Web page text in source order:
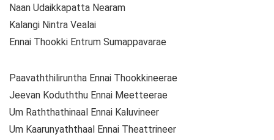
Naan Udaikkapatta Nearam
Kalangi Nintra Vealai
Ennai Thookki Entrum Sumappavarae
Paavaththiliruntha Ennai Thookkineerae
Jeevan Koduththu Ennai Meetteerae
Um Raththathinaal Ennai Kaluvineer
Um Kaarunyaththaal Ennai Theattrineer